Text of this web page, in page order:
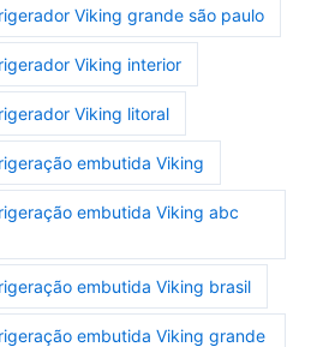
Viking grande são paulo
Viking interior
Viking litoral
embutida Viking
embutida Viking abc
embutida Viking brasil
embutida Viking grande